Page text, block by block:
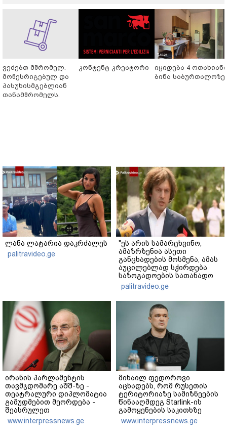
ვეძებთ მშრომელ.
მოწესრიგებულ და
პასუხისმგებლიან
თანამშრომელს.
კონტენტ კრეატორი
იყიდება 4 ოთახიანი
ბინა საბურთალოზე
ლანა ლატარია დაკრძალეს
palitravideo.ge
"ეს არის სამარცხვინო,
ამაზრზენია ასეთი
განცხადების მოსმენა, ამას
აუცილებლად სჭირდება
საზოგადოების სათანადო
რეაქცია" - ირაკლი
კობახიძე
palitravideo.ge
ირანის პარლამენტის
თავმჯდომარე აშშ-ზე -
თეატრალური დიპლომატია
გამუდმებით მეორდება -
შეასრულეთ
ვალდებულებები, მეტი
თეატრი არ გვჭირდება
www.interpressnews.ge
მიხაილ ფედოროვი
აცხადებს, რომ რუსეთის
ტერიტორიაზე სამიზნეების
წინააღმდეგ Starlink-ის
გამოყენების საკითხზე
ილონ მასკთან
მოლაპარაკებებს
www.interpressnews.ge